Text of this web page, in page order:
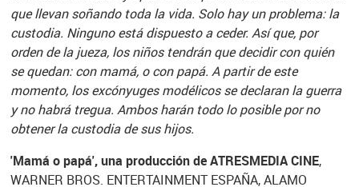
que llevan soñando toda la vida. Solo hay un problema: la
custodia. Ninguno está dispuesto a ceder. Así que, por
orden de la jueza, los niños tendrán que decidir con quién
se quedan: con mamá, o con papá. A partir de este
momento, los excónyuges modélicos se declaran la guerra
y no habrá tregua. Ambos harán todo lo posible por no
obtener la custodia de sus hijos.
'Mamá o papá', una producción de ATRESMEDIA CINE,
WARNER BROS. ENTERTAINMENT ESPAÑA, ALAMO